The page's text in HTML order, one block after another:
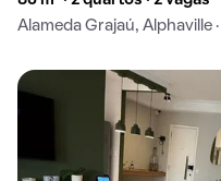
Alameda Grajaú, Alphaville